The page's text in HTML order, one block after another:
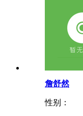
詹舒然
性别：